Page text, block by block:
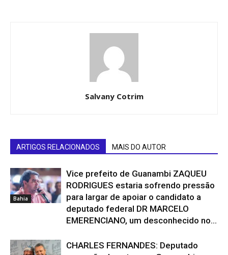
Salvany Cotrim
ARTIGOS RELACIONADOS MAIS DO AUTOR
Bahia
Vice prefeito de Guanambi ZAQUEU
RODRIGUES estaria sofrendo pressão
para largar de apoiar o candidato a
deputado federal DR MARCELO
EMERENCIANO, um desconhecido no...
CHARLES FERNANDES: Deputado